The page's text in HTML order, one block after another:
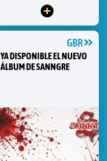
GBR
YA DISPONIBLE EL NUEVO
ÁLBUM DE SANNGRE